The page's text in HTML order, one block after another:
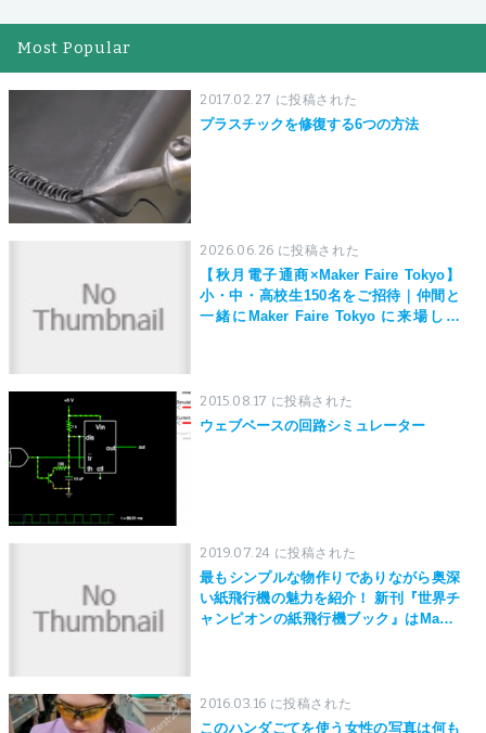
Most Popular
2017.02.27 に投稿された
プラスチックを修復する6つの方法
2026.06.26 に投稿された
【秋月電子通商×Maker Faire Tokyo】
小・中・高校生150名をご招待｜仲間と
一緒にMaker Faire Tokyo に来場しよ
2015.08.17 に投稿された
ウェブベースの回路シミュレーター
2019.07.24 に投稿された
最もシンプルな物作りでありながら奥深
い紙飛行機の魅力を紹介！ 新刊『世界チ
ャンピオンの紙飛行機ブック』はMaker
2016.03.16 に投稿された
このハンダごてを使う女性の写真は何も